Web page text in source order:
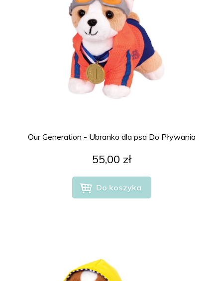
Our Generation - Ubranko dla psa Do Pływania
55,00 zł
Do koszyka